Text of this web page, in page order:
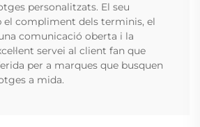
personalitzats. El seu
compliment dels terminis, el
comunicació oberta i la
servei al client fan que
per a marques que busquen
a mida.